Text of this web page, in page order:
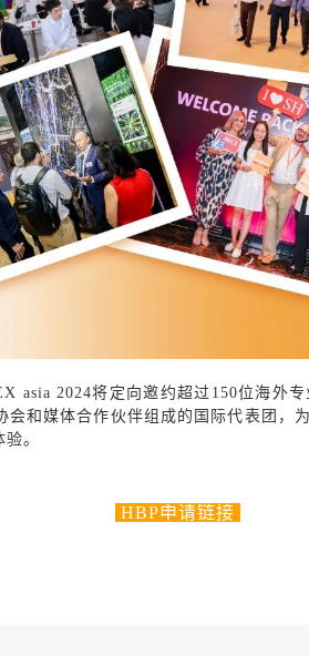
asia 2024将定向邀约超过150位海外专
会和媒体合作伙伴组成的 国际代表团 ，
。
HBP申请链接